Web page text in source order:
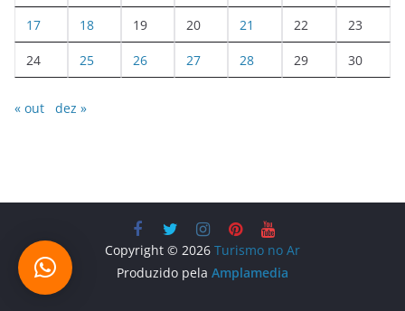
17 18 19 20 21 22 23
24 25 26 27 28 29 30
« out dez »
Copyright © 2026 Turismo no Ar
Produzido pela Amplamedia